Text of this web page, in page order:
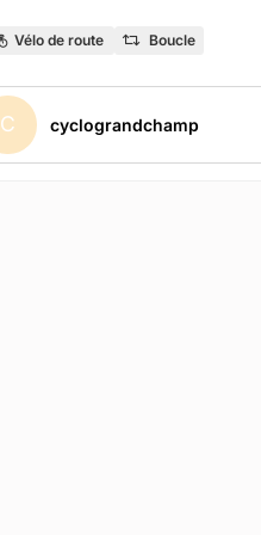
Vélo de route Boucle
C cyclograndchamp